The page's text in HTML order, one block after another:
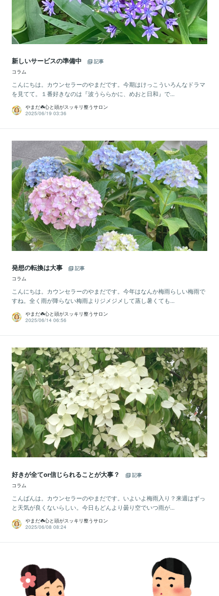
新しいサービスの準備中
記事
コラム
こんにちは。カウンセラーのやまだです。今期はけっこういろんなドラマ
を見てて。１番好きなのは『波うららかに、めおと日和』で...
やまだ☘️心と頭がスッキリ整うサロン
2025/06/19 03:36
発想の転換は大事
記事
コラム
こんにちは。カウンセラーのやまだです。今年はなんか梅雨らしい梅雨で
すね。全く雨が降らない梅雨よりジメジメして蒸し暑くても...
やまだ☘️心と頭がスッキリ整うサロン
2025/06/14 06:56
好きが全てor信じられることが大事？
記事
コラム
こんばんは。カウンセラーのやまだです。いよいよ梅雨入り？来週はずっ
と天気が良くないらしい。今日もどんより曇り空でいつ雨が...
やまだ☘️心と頭がスッキリ整うサロン
2025/06/08 08:24